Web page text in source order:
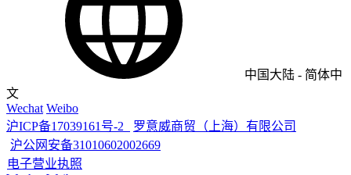
中国大陆 - 简体中
文
Wechat Weibo
沪ICP备17039161号-2
罗意威商贸（上海）有限公司
沪公网安备31010602002669
电子营业执照